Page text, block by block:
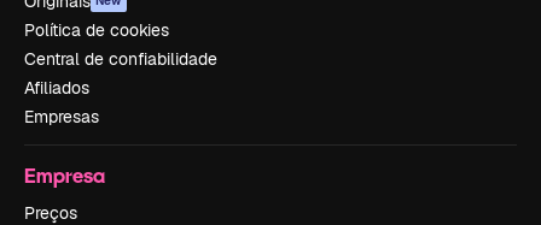
Política de cookies
Central de confiabilidade
Afiliados
Empresas
Empresa
Preços